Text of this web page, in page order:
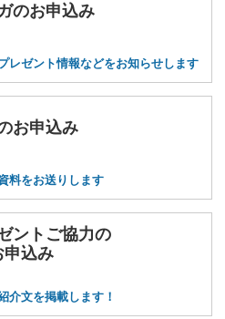
のお申込み
レゼント情報などをお知らせします
お申込み
料をお送りします
ントご協力の
申込み
介文を掲載します！